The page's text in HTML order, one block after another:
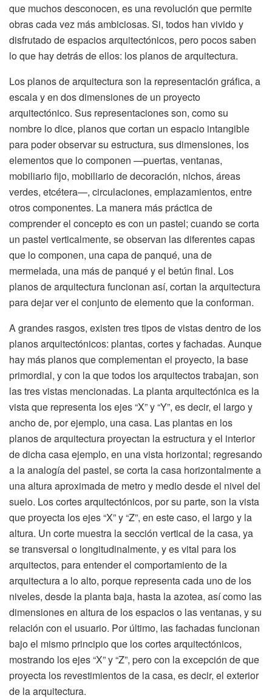
que muchos desconocen, es una revolución que permite
obras cada vez más ambiciosas. Si, todos han vivido y
disfrutado de espacios arquitectónicos, pero pocos saben
lo que hay detrás de ellos: los planos de arquitectura.
Los planos de arquitectura son la representación gráfica, a
escala y en dos dimensiones de un proyecto
arquitectónico. Sus representaciones son, como su
nombre lo dice, planos que cortan un espacio intangible
para poder observar su estructura, sus dimensiones, los
elementos que lo componen —puertas, ventanas,
mobiliario fijo, mobiliario de decoración, nichos, áreas
verdes, etcétera—, circulaciones, emplazamientos, entre
otros componentes. La manera más práctica de
comprender el concepto es con un pastel; cuando se corta
un pastel verticalmente, se observan las diferentes capas
que lo componen, una capa de panqué, una de
mermelada, una más de panqué y el betún final. Los
planos de arquitectura funcionan así, cortan la arquitectura
para dejar ver el conjunto de elemento que la conforman.
A grandes rasgos, existen tres tipos de vistas dentro de los
planos arquitectónicos: plantas, cortes y fachadas. Aunque
hay más planos que complementan el proyecto, la base
primordial, y con la que todos los arquitectos trabajan, son
las tres vistas mencionadas. La planta arquitectónica es la
vista que representa los ejes “X” y “Y”, es decir, el largo y
ancho de, por ejemplo, una casa. Las plantas en los
planos de arquitectura proyectan la estructura y el interior
de dicha casa ejemplo, en una vista horizontal; regresando
a la analogía del pastel, se corta la casa horizontalmente a
una altura aproximada de metro y medio desde el nivel del
suelo. Los cortes arquitectónicos, por su parte, son la vista
que proyecta los ejes “X” y “Z”, en este caso, el largo y la
altura. Un corte muestra la sección vertical de la casa, ya
se transversal o longitudinalmente, y es vital para los
arquitectos, para entender el comportamiento de la
arquitectura a lo alto, porque representa cada uno de los
niveles, desde la planta baja, hasta la azotea, así como las
dimensiones en altura de los espacios o las ventanas, y su
relación con el usuario. Por último, las fachadas funcionan
bajo el mismo principio que los cortes arquitectónicos,
mostrando los ejes “X” y “Z”, pero con la excepción de que
proyecta los revestimientos de la casa, es decir, el exterior
de la arquitectura.